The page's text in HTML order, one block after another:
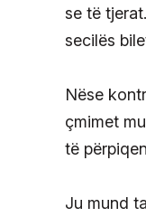
se të
secilës
Nëse
çmimet
të
Ju mund